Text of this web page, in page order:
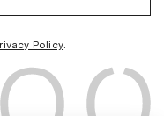
Policy.